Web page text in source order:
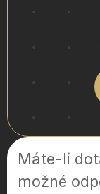
Máte-li
možné